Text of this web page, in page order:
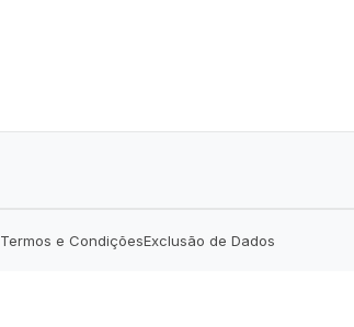
Termos e CondiçõesExclusão de Dados